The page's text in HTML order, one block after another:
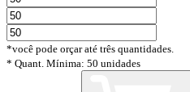
*você pode orçar até três quantidades.
* Quant. Mínima: 50 unidades